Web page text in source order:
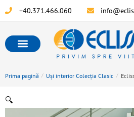
+40.371.466.060
Prima pagină / Uși interior Colecția Clasic /
🔍